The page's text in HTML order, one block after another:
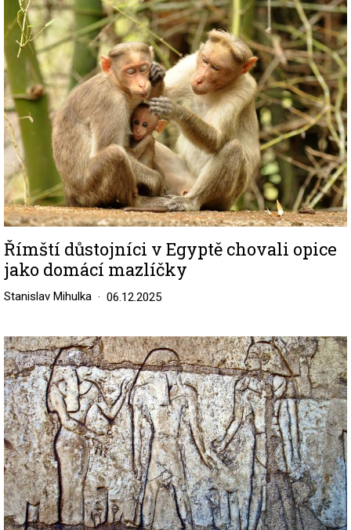
Image
Římští důstojníci v Egyptě chovali opice
jako domácí mazlíčky
Stanislav Mihulka 06.12.2025
Image